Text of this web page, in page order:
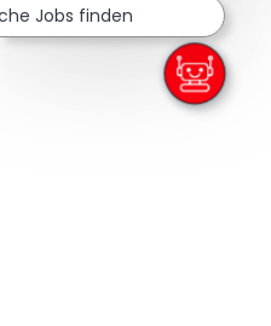
Jobs finden